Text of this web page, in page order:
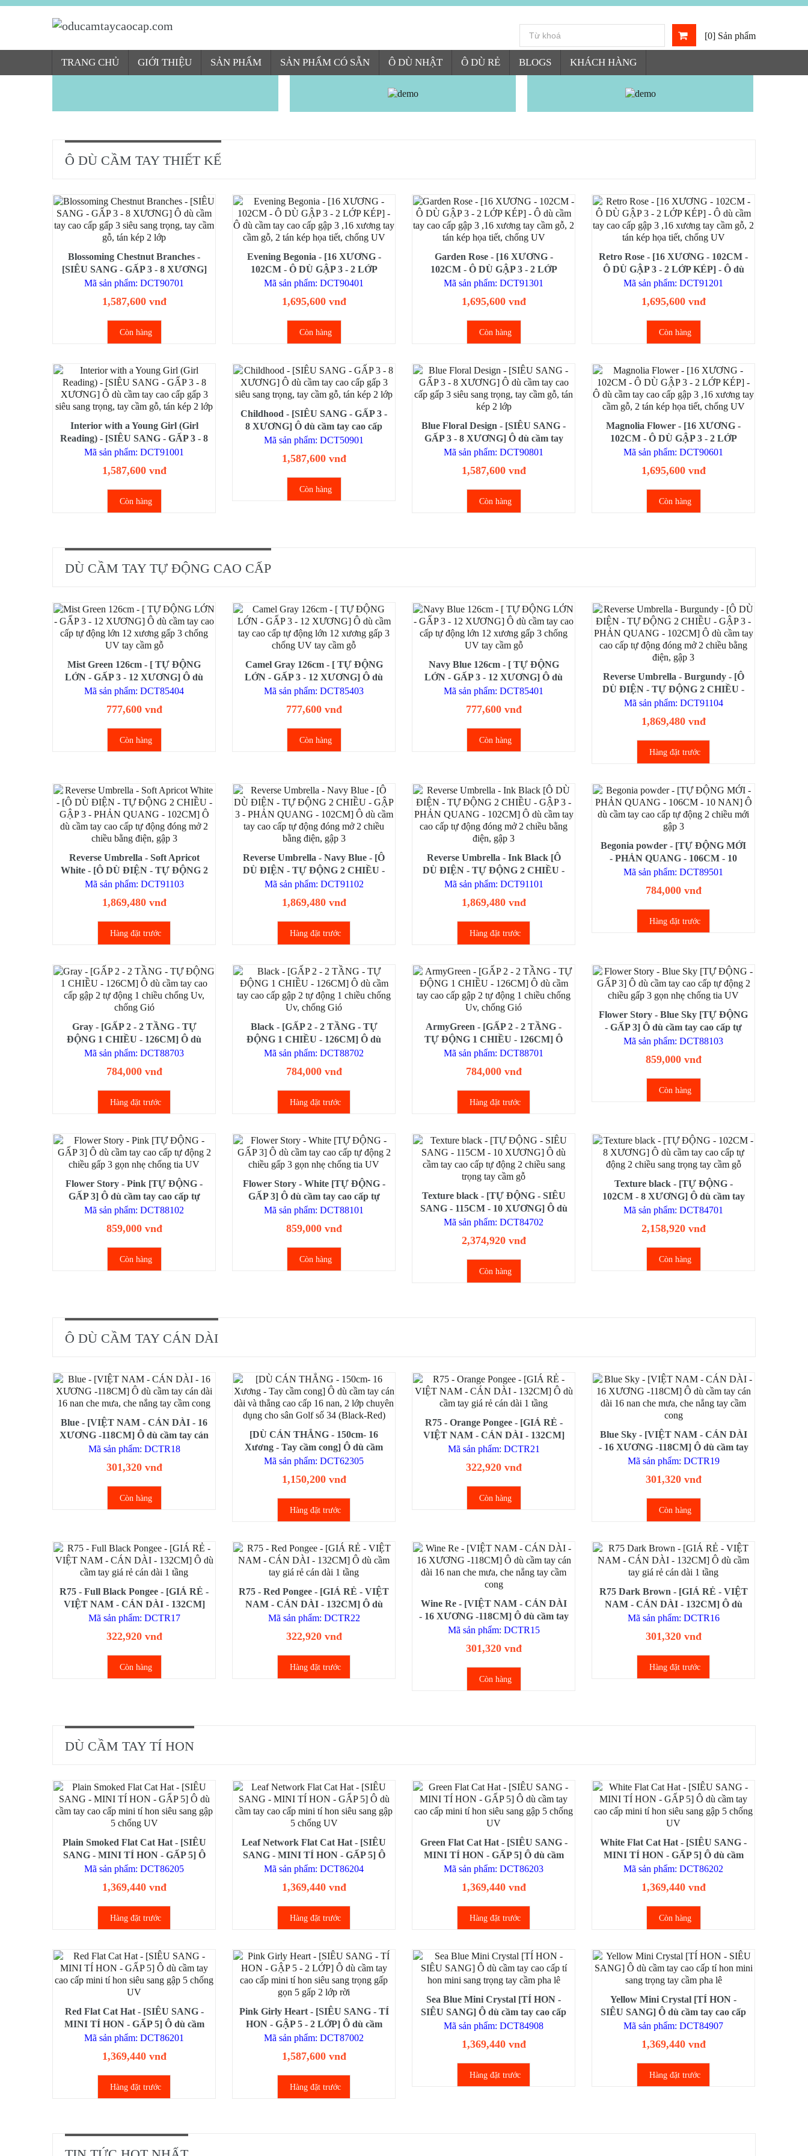
[0] Sản phẩm
TRANG CHỦ GIỚI THIỆU SẢN PHẨM SẢN PHẨM CÓ SẴN Ô DÙ NHẬT Ô DÙ RẺ BLOGS KHÁCH HÀNG
Ô DÙ CẦM TAY THIẾT KẾ
Blossoming Chestnut Branches -
[SIÊU SANG - GẤP 3 - 8 XƯƠNG]
Ô dù cầm tay cao cấp gấp 3 siêu
Mã sản phẩm: DCT90701
1,587,600 vnđ
Còn hàng
Evening Begonia - [16 XƯƠNG -
102CM - Ô DÙ GẬP 3 - 2 LỚP
KÉP] - Ô dù cầm tay cao cấp gập 3
tiết, chống UV
Mã sản phẩm: DCT90401
1,695,600 vnđ
Còn hàng
Garden Rose - [16 XƯƠNG -
102CM - Ô DÙ GẬP 3 - 2 LỚP
KÉP] - Ô dù cầm tay cao cấp gập 3
tiết, chống UV
Mã sản phẩm: DCT91301
1,695,600 vnđ
Còn hàng
Retro Rose - [16 XƯƠNG - 102CM -
Ô DÙ GẬP 3 - 2 LỚP KÉP] - Ô dù
cầm tay cao cấp gập 3 ,16 xương tay
Mã sản phẩm: DCT91201
1,695,600 vnđ
Còn hàng
Interior with a Young Girl (Girl
Reading) - [SIÊU SANG - GẤP 3 - 8
XƯƠNG] Ô dù cầm tay cao cấp gấp
kép 2 lớp
Mã sản phẩm: DCT91001
1,587,600 vnđ
Còn hàng
Childhood - [SIÊU SANG - GẤP 3 -
8 XƯƠNG] Ô dù cầm tay cao cấp
gấp 3 siêu sang trọng, tay cầm gỗ,
Mã sản phẩm: DCT50901
1,587,600 vnđ
Còn hàng
Blue Floral Design - [SIÊU SANG -
GẤP 3 - 8 XƯƠNG] Ô dù cầm tay
cao cấp gấp 3 siêu sang trọng, tay
Mã sản phẩm: DCT90801
1,587,600 vnđ
Còn hàng
Magnolia Flower - [16 XƯƠNG -
102CM - Ô DÙ GẬP 3 - 2 LỚP
KÉP] - Ô dù cầm tay cao cấp gập 3
tiết, chống UV
Mã sản phẩm: DCT90601
1,695,600 vnđ
Còn hàng
DÙ CẦM TAY TỰ ĐỘNG CAO CẤP
Mist Green 126cm - [ TỰ ĐỘNG
LỚN - GẤP 3 - 12 XƯƠNG] Ô dù
cầm tay cao cấp tự động lớn 12
Mã sản phẩm: DCT85404
777,600 vnđ
Còn hàng
Camel Gray 126cm - [ TỰ ĐỘNG
LỚN - GẤP 3 - 12 XƯƠNG] Ô dù
cầm tay cao cấp tự động lớn 12
Mã sản phẩm: DCT85403
777,600 vnđ
Còn hàng
Navy Blue 126cm - [ TỰ ĐỘNG
LỚN - GẤP 3 - 12 XƯƠNG] Ô dù
cầm tay cao cấp tự động lớn 12
Mã sản phẩm: DCT85401
777,600 vnđ
Còn hàng
Reverse Umbrella - Burgundy - [Ô
DÙ ĐIỆN - TỰ ĐỘNG 2 CHIỀU -
GẬP 3 - PHẢN QUANG - 102CM]
mở 2 chiều bằng điện, gập 3
Mã sản phẩm: DCT91104
1,869,480 vnđ
Hàng đặt trước
Reverse Umbrella - Soft Apricot
White - [Ô DÙ ĐIỆN - TỰ ĐỘNG 2
CHIỀU - GẬP 3 - PHẢN QUANG -
động đóng mở 2 chiều bằng điện,
gập 3
Mã sản phẩm: DCT91103
1,869,480 vnđ
Hàng đặt trước
Reverse Umbrella - Navy Blue - [Ô
DÙ ĐIỆN - TỰ ĐỘNG 2 CHIỀU -
GẬP 3 - PHẢN QUANG - 102CM]
mở 2 chiều bằng điện, gập 3
Mã sản phẩm: DCT91102
1,869,480 vnđ
Hàng đặt trước
Reverse Umbrella - Ink Black [Ô
DÙ ĐIỆN - TỰ ĐỘNG 2 CHIỀU -
GẬP 3 - PHẢN QUANG - 102CM]
mở 2 chiều bằng điện, gập 3
Mã sản phẩm: DCT91101
1,869,480 vnđ
Hàng đặt trước
Begonia powder - [TỰ ĐỘNG MỚI
- PHẢN QUANG - 106CM - 10
NAN] Ô dù cầm tay cao cấp tự động
Mã sản phẩm: DCT89501
784,000 vnđ
Hàng đặt trước
Gray - [GẤP 2 - 2 TẦNG - TỰ
ĐỘNG 1 CHIỀU - 126CM] Ô dù
cầm tay cao cấp gập 2 tự động 1
Mã sản phẩm: DCT88703
784,000 vnđ
Hàng đặt trước
Black - [GẤP 2 - 2 TẦNG - TỰ
ĐỘNG 1 CHIỀU - 126CM] Ô dù
cầm tay cao cấp gập 2 tự động 1
Mã sản phẩm: DCT88702
784,000 vnđ
Hàng đặt trước
ArmyGreen - [GẤP 2 - 2 TẦNG -
TỰ ĐỘNG 1 CHIỀU - 126CM] Ô
dù cầm tay cao cấp gập 2 tự động 1
Mã sản phẩm: DCT88701
784,000 vnđ
Hàng đặt trước
Flower Story - Blue Sky [TỰ ĐỘNG
- GẤP 3] Ô dù cầm tay cao cấp tự
động 2 chiều gấp 3 gọn nhẹ chống
Mã sản phẩm: DCT88103
859,000 vnđ
Còn hàng
Flower Story - Pink [TỰ ĐỘNG -
GẤP 3] Ô dù cầm tay cao cấp tự
động 2 chiều gấp 3 gọn nhẹ chống
Mã sản phẩm: DCT88102
859,000 vnđ
Còn hàng
Flower Story - White [TỰ ĐỘNG -
GẤP 3] Ô dù cầm tay cao cấp tự
động 2 chiều gấp 3 gọn nhẹ chống
Mã sản phẩm: DCT88101
859,000 vnđ
Còn hàng
Texture black - [TỰ ĐỘNG - SIÊU
SANG - 115CM - 10 XƯƠNG] Ô dù
cầm tay cao cấp tự động 2 chiều
Mã sản phẩm: DCT84702
2,374,920 vnđ
Còn hàng
Texture black - [TỰ ĐỘNG -
102CM - 8 XƯƠNG] Ô dù cầm tay
cao cấp tự động 2 chiều sang trọng
Mã sản phẩm: DCT84701
2,158,920 vnđ
Còn hàng
Ô DÙ CẦM TAY CÁN DÀI
Blue - [VIỆT NAM - CÁN DÀI - 16
XƯƠNG -118CM] Ô dù cầm tay cán
dài 16 nan che mưa, che nắng tay
Mã sản phẩm: DCTR18
301,320 vnđ
Còn hàng
[DÙ CÁN THẲNG - 150cm- 16
Xương - Tay cầm cong] Ô dù cầm
tay cán dài và thẳng cao cấp 16 nan,
34 (Black-Red)
Mã sản phẩm: DCT62305
1,150,200 vnđ
Hàng đặt trước
R75 - Orange Pongee - [GIÁ RẺ -
VIỆT NAM - CÁN DÀI - 132CM]
Ô dù cầm tay giá rẻ cán dài 1 tầng
Mã sản phẩm: DCTR21
322,920 vnđ
Còn hàng
Blue Sky - [VIỆT NAM - CÁN DÀI
- 16 XƯƠNG -118CM] Ô dù cầm tay
cán dài 16 nan che mưa, che nắng
Mã sản phẩm: DCTR19
301,320 vnđ
Còn hàng
R75 - Full Black Pongee - [GIÁ RẺ -
VIỆT NAM - CÁN DÀI - 132CM]
Ô dù cầm tay giá rẻ cán dài 1 tầng
Mã sản phẩm: DCTR17
322,920 vnđ
Còn hàng
R75 - Red Pongee - [GIÁ RẺ - VIỆT
NAM - CÁN DÀI - 132CM] Ô dù
cầm tay giá rẻ cán dài 1 tầng
Mã sản phẩm: DCTR22
322,920 vnđ
Hàng đặt trước
Wine Re - [VIỆT NAM - CÁN DÀI
- 16 XƯƠNG -118CM] Ô dù cầm tay
cán dài 16 nan che mưa, che nắng
Mã sản phẩm: DCTR15
301,320 vnđ
Còn hàng
R75 Dark Brown - [GIÁ RẺ - VIỆT
NAM - CÁN DÀI - 132CM] Ô dù
cầm tay giá rẻ cán dài 1 tầng
Mã sản phẩm: DCTR16
301,320 vnđ
Hàng đặt trước
DÙ CẦM TAY TÍ HON
Plain Smoked Flat Cat Hat - [SIÊU
SANG - MINI TÍ HON - GẤP 5] Ô
dù cầm tay cao cấp mini tí hon siêu
Mã sản phẩm: DCT86205
1,369,440 vnđ
Hàng đặt trước
Leaf Network Flat Cat Hat - [SIÊU
SANG - MINI TÍ HON - GẤP 5] Ô
dù cầm tay cao cấp mini tí hon siêu
Mã sản phẩm: DCT86204
1,369,440 vnđ
Hàng đặt trước
Green Flat Cat Hat - [SIÊU SANG -
MINI TÍ HON - GẤP 5] Ô dù cầm
tay cao cấp mini tí hon siêu sang gập
Mã sản phẩm: DCT86203
1,369,440 vnđ
Hàng đặt trước
White Flat Cat Hat - [SIÊU SANG -
MINI TÍ HON - GẤP 5] Ô dù cầm
tay cao cấp mini tí hon siêu sang gập
Mã sản phẩm: DCT86202
1,369,440 vnđ
Còn hàng
Red Flat Cat Hat - [SIÊU SANG -
MINI TÍ HON - GẤP 5] Ô dù cầm
tay cao cấp mini tí hon siêu sang gập
Mã sản phẩm: DCT86201
1,369,440 vnđ
Hàng đặt trước
Pink Girly Heart - [SIÊU SANG - TÍ
HON - GẬP 5 - 2 LỚP] Ô dù cầm
tay cao cấp mini tí hon siêu sang
Mã sản phẩm: DCT87002
1,587,600 vnđ
Hàng đặt trước
Sea Blue Mini Crystal [TÍ HON -
SIÊU SANG] Ô dù cầm tay cao cấp
tí hon mini sang trọng tay cầm pha
Mã sản phẩm: DCT84908
1,369,440 vnđ
Hàng đặt trước
Yellow Mini Crystal [TÍ HON -
SIÊU SANG] Ô dù cầm tay cao cấp
tí hon mini sang trọng tay cầm pha
Mã sản phẩm: DCT84907
1,369,440 vnđ
Hàng đặt trước